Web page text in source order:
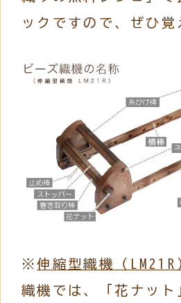
ックですので、ぜひ覚
※伸縮型織機（LM21R
織機では、「花ナット